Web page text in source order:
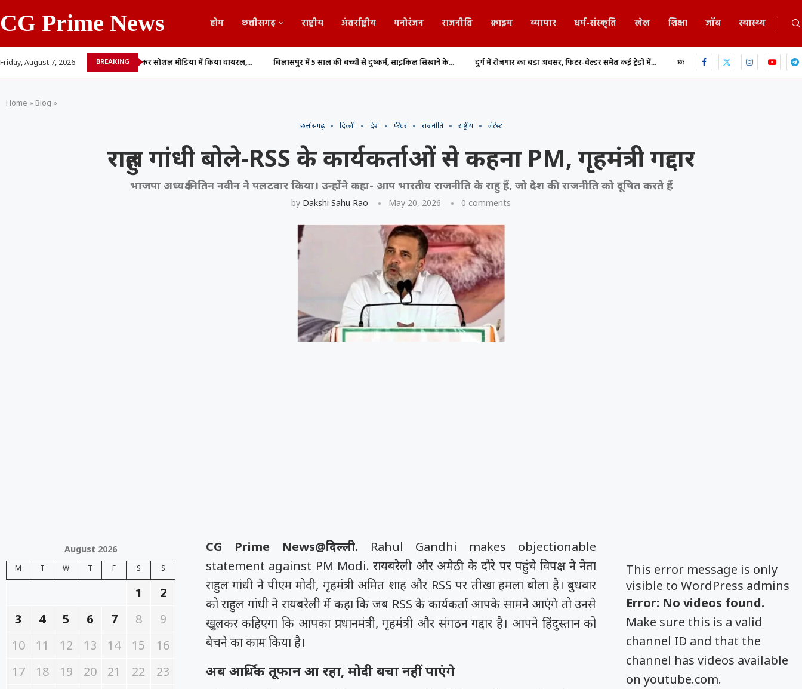
CG Prime News होम छत्तीसगढ़ राष्ट्रीय अंतर्राष्ट्रीय मनोरंजन राजनीति क्राइम व्यापार धर्म-संस्कृति खेल शिक्षा जॉब स्वास्थ्य
Friday, August 7, 2026 BREAKING
की अश्लील वीडियो रिकॉर्ड कर सोशल मीडिया में किया वायरल,... बिलासपुर में 5 साल की बच्ची से दुष्कर्म, साइकिल सिखाने के... दुर्ग में रोजगार का बड़ा अवसर, फिटर-वेल्डर समेत कई ट्रेडों में... छत्तीसगढ़ में MBBS-BDS काउंसिलिंग का शेड्यूल जारी, 9
Home » Blog »
छत्तीसगढ़ दिल्ली देश फीचर राजनीति राष्ट्रीय लेटेस्ट
राहुल गांधी बोले-RSS के कार्यकर्ताओं से कहना PM, गृहमंत्री गद्दार
भाजपा अध्यक्ष नितिन नवीन ने पलटवार किया। उन्होंने कहा- आप भारतीय राजनीति के राहु हैं, जो देश की राजनीति को दूषित करते हैं
by Dakshi Sahu Rao May 20, 2026 0 comments
CG Prime News@दिल्ली.
Rahul Gandhi makes objectionable
statement against PM Modi. रायबरेली और अमेठी के दौरे पर पहुंचे विपक्ष ने नेता
राहुल गांधी ने पीएम मोदी, गृहमंत्री अमित शाह और RSS पर तीखा हमला बोला है। बुधवार
को राहुल गांधी ने रायबरेली में कहा कि जब RSS के कार्यकर्ता आपके सामने आएंगे तो उनसे
खुलकर कहिएगा कि आपका प्रधानमंत्री, गृहमंत्री और संगठन गद्दार है। आपने हिंदुस्तान को
बेचने का काम किया है।
अब आर्थिक तूफान आ रहा, मोदी बचा नहीं पाएंगे
This error message is only
visible to WordPress admins
Error: No videos found.
Make sure this is a valid
channel ID and that the
channel has videos available
on youtube.com.
August 2026
M T W T F S S
1
2
3
4 5 6 7 8
9
10
11 12 13 14 15
16
17
18 19 20 21 22
23